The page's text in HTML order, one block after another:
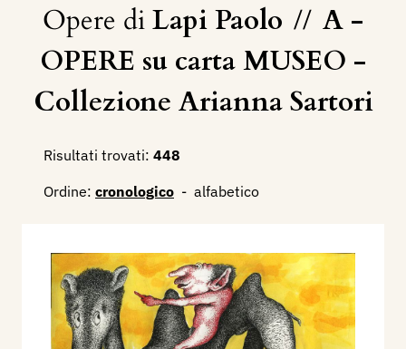
Opere diLapi Paolo // A -
OPERE su carta MUSEO -
Collezione Arianna Sartori
Risultati trovati: 448
Ordine: cronologico - alfabetico